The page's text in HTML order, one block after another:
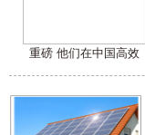
重磅 他们在中国高效